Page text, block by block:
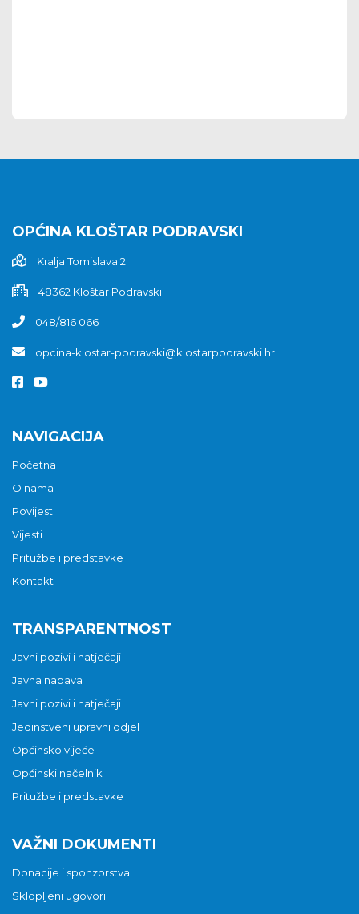
OPĆINA KLOŠTAR PODRAVSKI
Kralja Tomislava 2
48362 Kloštar Podravski
048/816 066
opcina-klostar-podravski@klostarpodravski.hr
NAVIGACIJA
Početna
O nama
Povijest
Vijesti
Pritužbe i predstavke
Kontakt
TRANSPARENTNOST
Javni pozivi i natječaji
Javna nabava
Javni pozivi i natječaji
Jedinstveni upravni odjel
Općinsko vijeće
Općinski načelnik
Pritužbe i predstavke
VAŽNI DOKUMENTI
Donacije i sponzorstva
Sklopljeni ugovori